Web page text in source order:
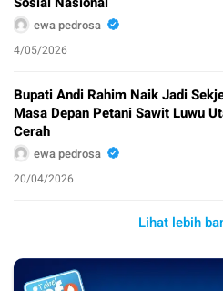
ewa pedrosa
4/05/2026
Bupati Andi Rahim Naik Jadi
Masa Depan Petani Sawit Luwu
Cerah
ewa pedrosa
20/04/2026
Lihat lebih